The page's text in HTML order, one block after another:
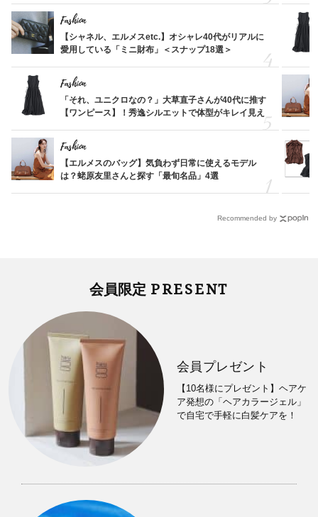
Fashion
【シャネル、エルメスetc.】オシャレ40代がリアルに
愛用している「ミニ財布」＜スナップ18選＞
Fashion
「それ、ユニクロなの？」大草直子さんが40代に推す
【ワンピース】！秀逸シルエットで体型がキレイ見え
Fashion
【エルメスのバッグ】気負わず日常に使えるモデル
は？蛯原友里さんと探す「最旬名品」4選
Recommended by
会員限定 PRESENT
会員プレゼント
【10名様にプレゼント】ヘアケ
ア発想の「ヘアカラージェル」
で自宅で手軽に白髪ケアを！